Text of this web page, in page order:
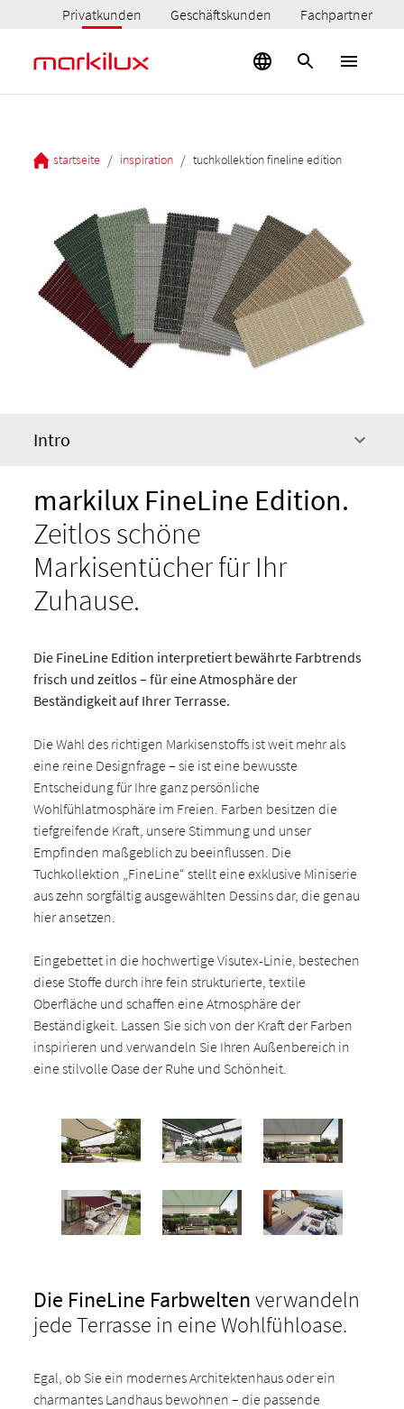
Privatkunden Geschäftskunden Fachpartner
startseite / inspiration / tuchkollektion fineline edition
Intro
markilux FineLine Edition.
Zeitlos schöne
Markisentücher für Ihr
Zuhause.
Die FineLine Edition interpretiert bewährte Farbtrends
frisch und zeitlos – für eine Atmosphäre der
Beständigkeit auf Ihrer Terrasse.
Die Wahl des richtigen Markisenstoffs ist weit mehr als
eine reine Designfrage – sie ist eine bewusste
Entscheidung für Ihre ganz persönliche
Wohlfühlatmosphäre im Freien. Farben besitzen die
tiefgreifende Kraft, unsere Stimmung und unser
Empfinden maßgeblich zu beeinflussen. Die
Tuchkollektion „FineLine“ stellt eine exklusive Miniserie
aus zehn sorgfältig ausgewählten Dessins dar, die genau
hier ansetzen.
Eingebettet in die hochwertige Visutex-Linie, bestechen
diese Stoffe durch ihre fein strukturierte, textile
Oberfläche und schaffen eine Atmosphäre der
Beständigkeit. Lassen Sie sich von der Kraft der Farben
inspirieren und verwandeln Sie Ihren Außenbereich in
eine stilvolle Oase der Ruhe und Schönheit.
Die FineLine Farbweltenverwandeln
jede Terrasse in eine Wohlfühloase.
Egal, ob Sie ein modernes Architektenhaus oder ein
charmantes Landhaus bewohnen – die passende